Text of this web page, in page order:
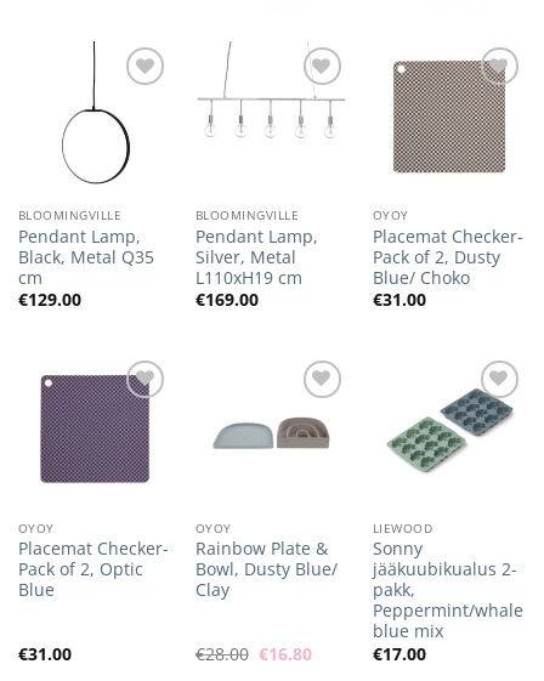
soovilisti
BLOOMINGVILLE
Pendant Lamp,
Black, Metal Q35
cm
€129.00
Lisa
soovilisti
BLOOMINGVILLE
Pendant Lamp,
Silver, Metal
L110xH19 cm
€169.00
Lisa
soovilisti
OYOY
Placemat Checker-
Pack of 2, Dusty
Blue/ Choko
€31.00
Lisa
soovilisti
OYOY
Placemat Checker-
Pack of 2, Optic
Blue
€31.00
Lisa
soovilisti
OYOY
Rainbow Plate &
Bowl, Dusty Blue/
Clay
€28.00 Algne
hind
€16.80Praegune
Lisa
soovilisti
LIEWOOD
Sonny
jääkuubikualus 2-
pakk,
Peppermint/whale
blue mix
€17.00